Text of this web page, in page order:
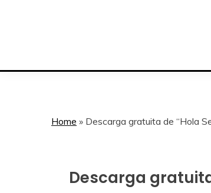
Home » Descarga gratuita de “Hola
Calendar
Descarga